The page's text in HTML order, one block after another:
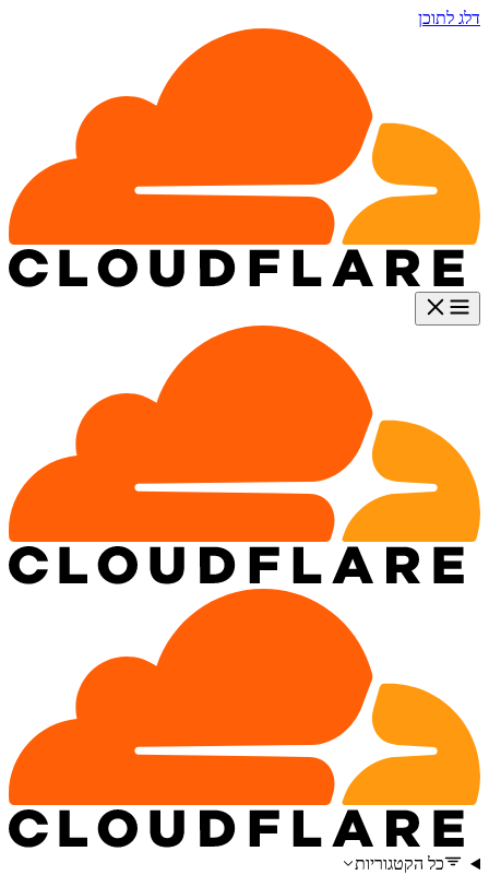
דלג לתוכן
כל הקטגוריות